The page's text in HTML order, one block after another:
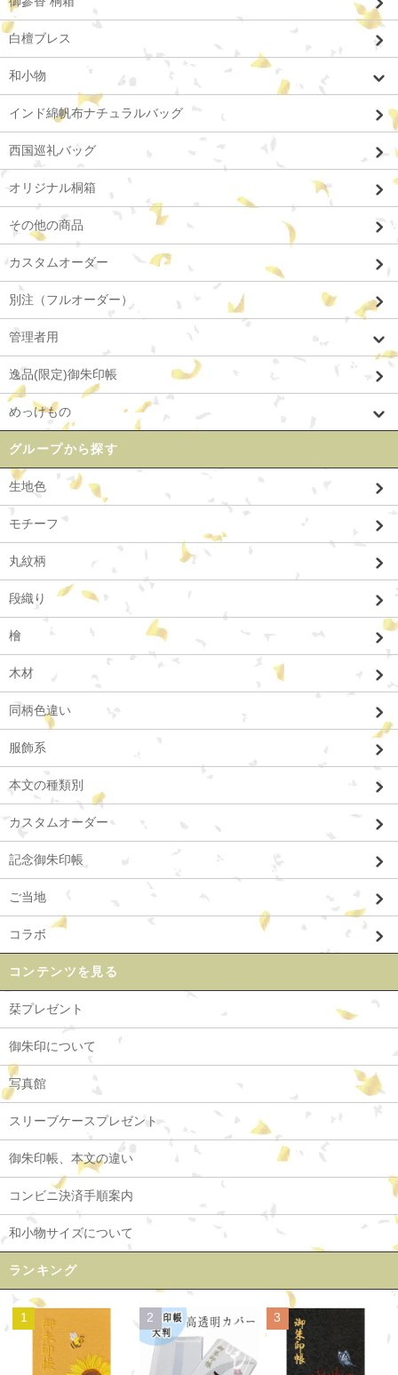
白檀ブレス
和小物
インド綿帆布ナチュラルバッグ
西国巡礼バッグ
オリジナル桐箱
その他の商品
カスタムオーダー
別注（フルオーダー）
管理者用
逸品(限定)御朱印帳
めっけもの
グループから探す
生地色
モチーフ
丸紋柄
段織り
檜
木材
同柄色違い
服飾系
本文の種類別
カスタムオーダー
記念御朱印帳
ご当地
コラボ
コンテンツを見る
栞プレゼント
御朱印について
写真館
スリーブケースプレゼント
御朱印帳、本文の違い
コンビニ決済手順案内
和小物サイズについて
ランキング
1 2 3